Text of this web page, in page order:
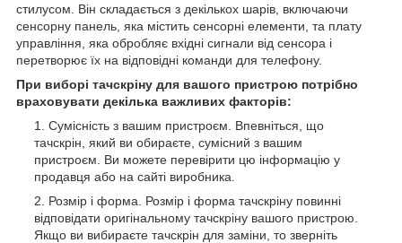
стилусом. Він складається з декількох шарів, включаючи
сенсорну панель, яка містить сенсорні елементи, та плату
управління, яка обробляє вхідні сигнали від сенсора і
перетворює їх на відповідні команди для телефону.
При виборі тачскріну для вашого пристрою потрібно
враховувати декілька важливих факторів:
Сумісність з вашим пристроєм. Впевніться, що
тачскрін, який ви обираєте, сумісний з вашим
пристроєм. Ви можете перевірити цю інформацію у
продавця або на сайті виробника.
Розмір і форма. Розмір і форма тачскріну повинні
відповідати оригінальному тачскріну вашого пристрою.
Якщо ви вибираєте тачскрін для заміни, то зверніть